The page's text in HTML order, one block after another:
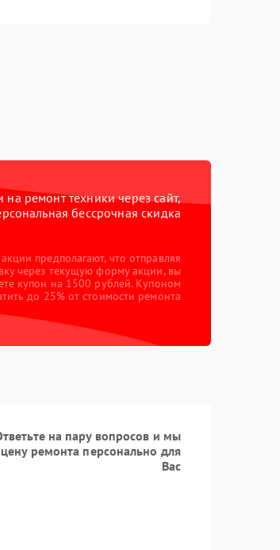
ремонт техники через сайт,
бессрочная скидка
предполагают, что отправляя
через текущую форму акции, вы
купон на 1500 рублей. Купоном
до 25% от стоимости ремонта
на пару вопросов и мы
ремонта персонально для
Вас